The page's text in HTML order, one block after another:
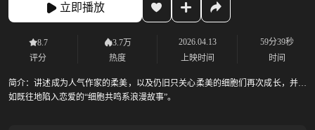
立即播放
8.7
评分
3.7万
热度
2026.04.13
上映时间
59分39秒
时间
简介：讲述成为人气作家的柔美，以及仍旧只关心柔美的细胞们再次成长，并一
如既往地陷入恋爱的“细胞共鸣系浪漫故事”。